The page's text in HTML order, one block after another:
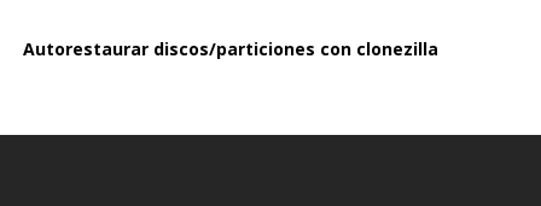
Autorestaurar discos/particiones con clonezilla